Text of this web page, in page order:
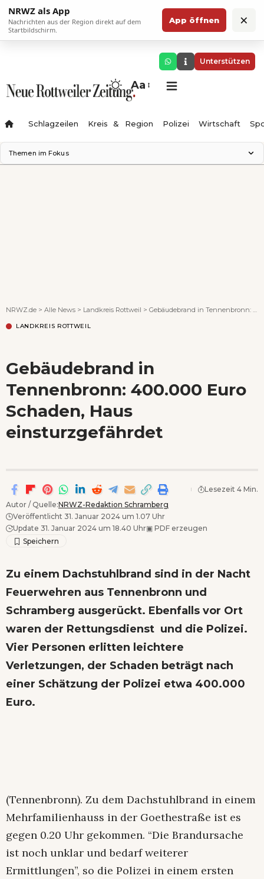
NRWZ als App
Nachrichten aus der Region direkt auf dem
Startbildschirm.
App öffnen ×
Unterstützen
Aa
Schlagzeilen Kreis & Region Polizei Wirtschaft
Themen im Fokus
NRWZ.de > Alle News > Landkreis Rottweil > Gebäudebrand in Tennenbronn: 400.000 Euro Schaden, Haus einsturzgefährdet
LANDKREIS ROTTWEIL
Gebäudebrand in
Tennenbronn: 400.000 Euro
Schaden, Haus
einsturzgefährdet
Autor / Quelle:NRWZ-Redaktion Schramberg
Veröffentlicht 31. Januar 2024 um 1.07 Uhr
Update 31. Januar 2024 um 18.40 Uhr▣ PDF erzeugen
Lesezeit 4 Min.
Zu einem Dachstuhlbrand sind in der Nacht
Feuerwehren aus Tennenbronn und
Schramberg ausgerückt. Ebenfalls vor Ort
waren der Rettungsdienst und die Polizei.
Vier Personen erlitten leichtere
Verletzungen, der Schaden beträgt nach
einer Schätzung der Polizei etwa 400.000
Euro.
(Tennenbronn). Zu dem Dachstuhlbrand in einem
Mehrfamilienhauss in der Goethestraße ist es
gegen 0.20 Uhr gekommen. “Die Brandursache
ist noch unklar und bedarf weiterer
Ermittlungen”, so die Polizei in einem ersten